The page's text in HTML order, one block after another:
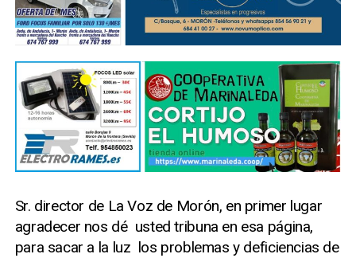
Sr. director de La Voz de Morón, en primer lugar
agradecer nos dé usted tribuna en esa página,
para sacar a la luz los problemas y deficiencias de